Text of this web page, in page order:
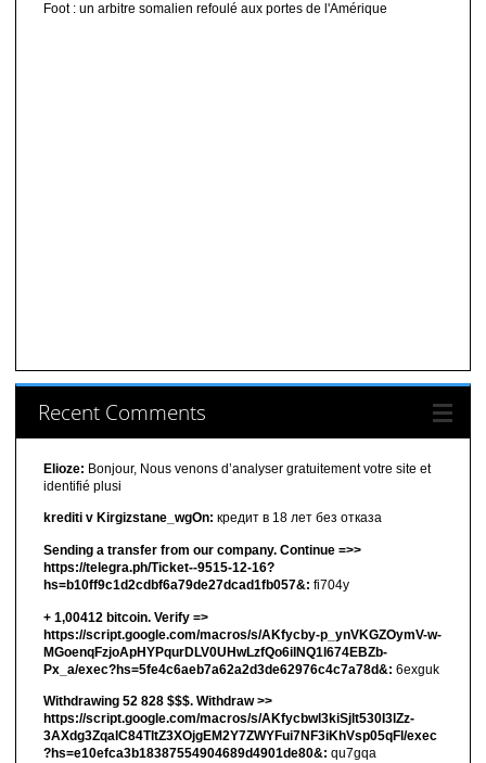
Foot : un arbitre somalien refoulé aux portes de l'Amérique
Recent Comments
Elioze: Bonjour, Nous venons d’analyser gratuitement votre site et
identifié plusi
krediti v Kirgizstane_wgOn: кредит в 18 лет без отказа
Sending a transfer from our company. Continue =>>
https://telegra.ph/Ticket--9515-12-16?
hs=b10ff9c1d2cdbf6a79de27dcad1fb057&: fi704y
+ 1,00412 bitсоin. Verify =>
https://script.google.com/macros/s/AKfycby-p_ynVKGZOymV-w-
MGoenqFzjoApHYPqurDLV0UHwLzfQo6ilNQ1l674EBZb-
Px_a/exec?hs=5fe4c6aeb7a62a2d3de62976c4c7a78d&: 6exguk
Withdrawing 52 828 $$$. Withdrаw >>
https://script.google.com/macros/s/AKfycbwl3kiSjlt530I3lZz-
3AXdg3ZqalC84TltZ3XOjgEM2Y7ZWYFui7NF3iKhVsp05qFl/exec
?hs=e10efca3b18387554904689d4901de80&: qu7gqa